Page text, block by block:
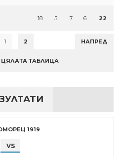
18 5 7 6 22
1 2 НАПРЕД
ЦЯЛАТА ТАБЛИЦА
1919
VS